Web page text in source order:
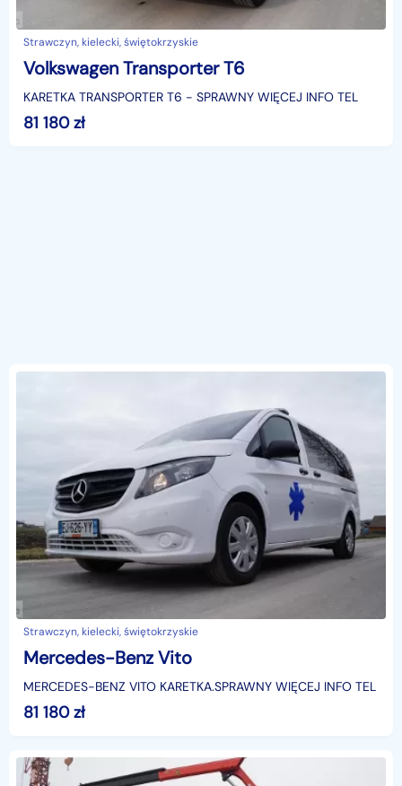
Strawczyn, kielecki, świętokrzyskie
Volkswagen Transporter T6
KARETKA TRANSPORTER T6 - SPRAWNY WIĘCEJ INFO TEL
81 180zł
Strawczyn, kielecki, świętokrzyskie
Mercedes-Benz Vito
MERCEDES-BENZ VITO KARETKA.SPRAWNY WIĘCEJ INFO TEL
81 180zł